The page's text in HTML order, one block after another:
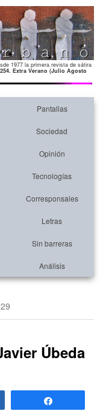
1977 la primera revista de sátira
254. Extra Verano (Julio Agosto
Pantallas
Sociedad
Opinión
Tecnologías
Corresponsales
Letras
Sin barreras
Análisis
Úbeda